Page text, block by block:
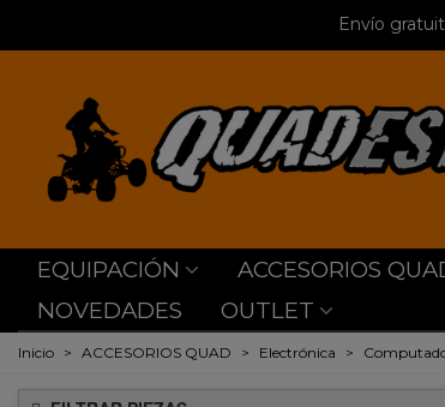
Envío
EQUIPACIÓN ACCESORIOS
NOVEDADES
OUTLET
Inicio > ACCESORIOS QUAD > Electrónica >